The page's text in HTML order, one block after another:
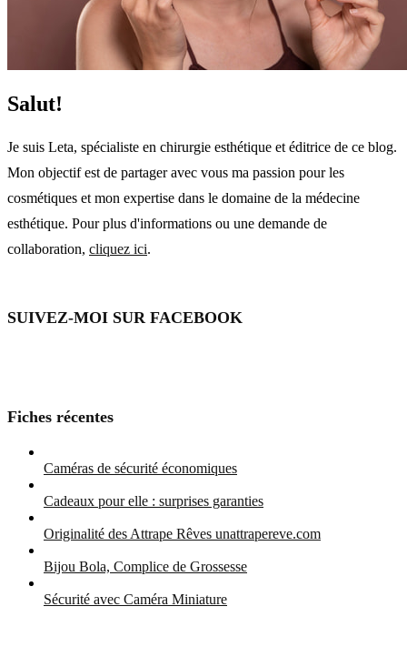
Salut!
Je suis Leta, spécialiste en chirurgie esthétique et éditrice de ce blog.
Mon objectif est de partager avec vous ma passion pour les
cosmétiques et mon expertise dans le domaine de la médecine
esthétique. Pour plus d'informations ou une demande de
collaboration, cliquez ici.
SUIVEZ-MOI SUR FACEBOOK
Fiches récentes
Caméras de sécurité économiques
Cadeaux pour elle : surprises garanties
Originalité des Attrape Rêves unattrapereve.com
Bijou Bola, Complice de Grossesse
Sécurité avec Caméra Miniature